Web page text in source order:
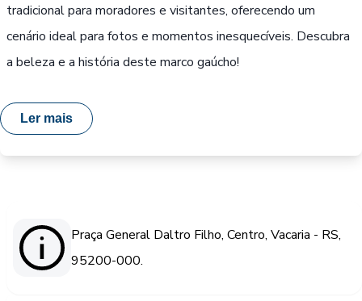
tradicional para moradores e visitantes, oferecendo um
cenário ideal para fotos e momentos inesquecíveis. Descubra
a beleza e a história deste marco gaúcho!
Ler mais
Praça General Daltro Filho, Centro, Vacaria - RS,
95200-000.